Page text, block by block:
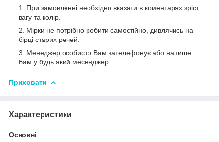
При замовленні необхідно вказати в коментарях зріст,
вагу та колір.
Мірки не потрібно робити самостійно, дивлячись на
бірці старих речей.
Менеджер особисто Вам зателефонує або напише
Вам у будь який месенджер.
Приховати
Характеристики
Основні